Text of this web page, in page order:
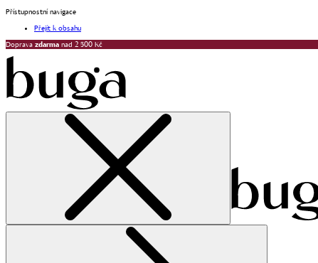
Přístupnostní navigace
Přejít k obsahu
Doprava zdarma nad 2 500 Kč